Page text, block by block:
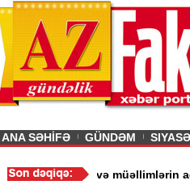
ANA SƏHİFƏ GÜNDƏM
bağlandı - Şagird və